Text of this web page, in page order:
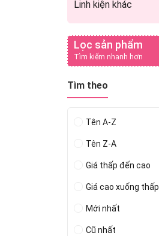
Linh kiện khác
Lọc sản phẩm
Tìm kiếm nhanh hơn
Tìm theo
Tên A-Z
Tên Z-A
Giá thấp đến cao
Giá cao xuống thấp
Mới nhất
Cũ nhất